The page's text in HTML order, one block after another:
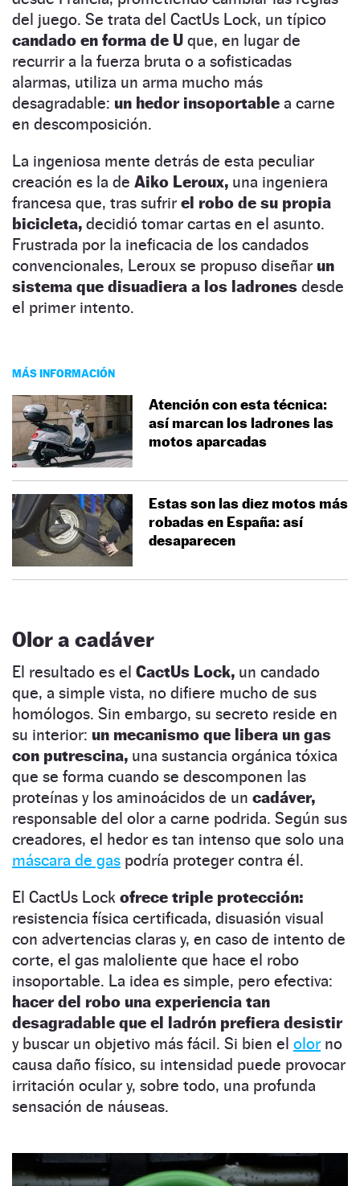
del juego. Se trata del CactUs Lock, un típico
candado en forma de U que, en lugar de
recurrir a la fuerza bruta o a sofisticadas
alarmas, utiliza un arma mucho más
desagradable: un hedor insoportable a carne
en descomposición.
La ingeniosa mente detrás de esta peculiar
creación es la de Aiko Leroux, una ingeniera
francesa que, tras sufrir el robo de su propia
bicicleta, decidió tomar cartas en el asunto.
Frustrada por la ineficacia de los candados
convencionales, Leroux se propuso diseñar un
sistema que disuadiera a los ladrones desde
el primer intento.
MÁS INFORMACIÓN
Atención con esta técnica:
así marcan los ladrones las
motos aparcadas
Estas son las diez motos más
robadas en España: así
desaparecen
Olor a cadáver
El resultado es el CactUs Lock, un candado
que, a simple vista, no difiere mucho de sus
homólogos. Sin embargo, su secreto reside en
su interior: un mecanismo que libera un gas
con putrescina, una sustancia orgánica tóxica
que se forma cuando se descomponen las
proteínas y los aminoácidos de un cadáver,
responsable del olor a carne podrida. Según sus
creadores, el hedor es tan intenso que solo una
máscara de gas podría proteger contra él.
El CactUs Lock ofrece triple protección:
resistencia física certificada, disuasión visual
con advertencias claras y, en caso de intento de
corte, el gas maloliente que hace el robo
insoportable. La idea es simple, pero efectiva:
hacer del robo una experiencia tan
desagradable que el ladrón prefiera desistir
y buscar un objetivo más fácil. Si bien el olor no
causa daño físico, su intensidad puede provocar
irritación ocular y, sobre todo, una profunda
sensación de náuseas.